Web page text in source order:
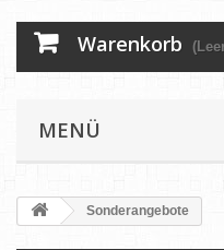
Warenkorb
MENÜ
Sonderangebote